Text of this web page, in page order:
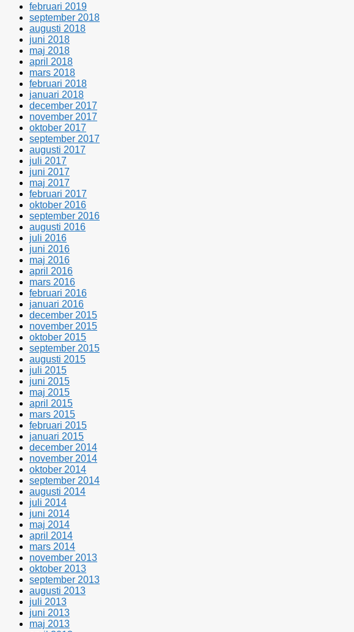
februari 2019
september 2018
augusti 2018
juni 2018
maj 2018
april 2018
mars 2018
februari 2018
januari 2018
december 2017
november 2017
oktober 2017
september 2017
augusti 2017
juli 2017
juni 2017
maj 2017
februari 2017
oktober 2016
september 2016
augusti 2016
juli 2016
juni 2016
maj 2016
april 2016
mars 2016
februari 2016
januari 2016
december 2015
november 2015
oktober 2015
september 2015
augusti 2015
juli 2015
juni 2015
maj 2015
april 2015
mars 2015
februari 2015
januari 2015
december 2014
november 2014
oktober 2014
september 2014
augusti 2014
juli 2014
juni 2014
maj 2014
april 2014
mars 2014
november 2013
oktober 2013
september 2013
augusti 2013
juli 2013
juni 2013
maj 2013